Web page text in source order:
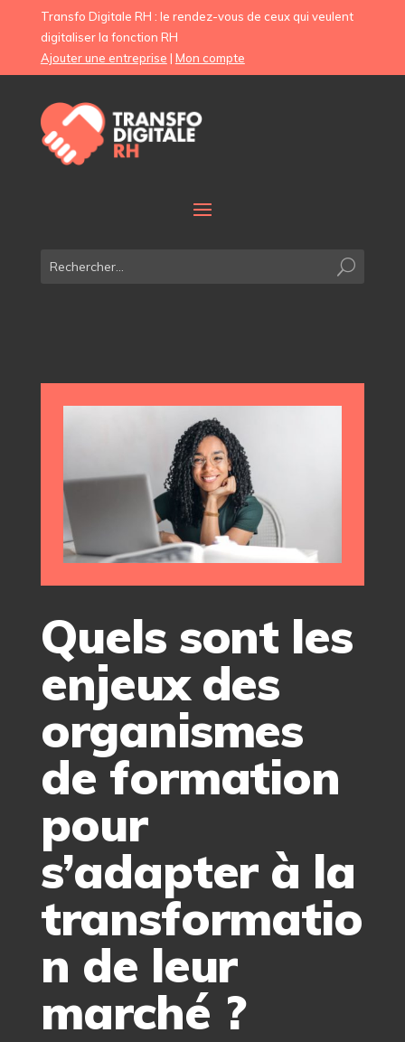
Transfo Digitale RH : le rendez-vous de ceux qui veulent
digitaliser la fonction RH
Ajouter une entreprise | Mon compte
Quels sont les
enjeux des
organismes
de formation
pour
s’adapter à la
transformatio
n de leur
marché ?